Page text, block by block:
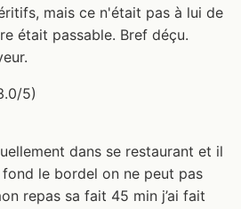
mais ce n'était pas à lui de
était passable. Bref déçu.
5)
dans se restaurant et il
fond le bordel on ne peut pas
repas sa fait 45 min j’ai fait